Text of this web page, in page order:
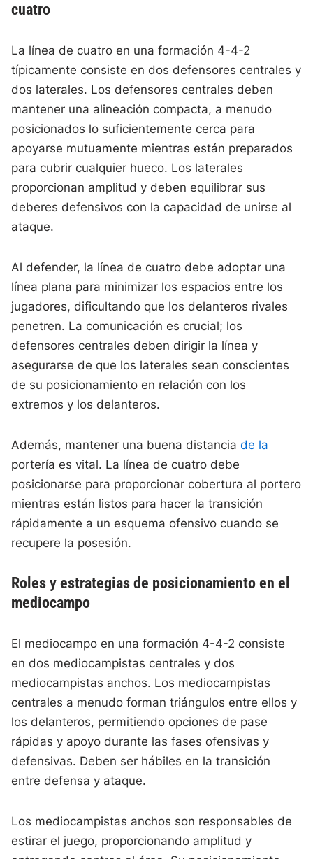
cuatro
La línea de cuatro en una formación 4-4-2
típicamente consiste en dos defensores centrales y
dos laterales. Los defensores centrales deben
mantener una alineación compacta, a menudo
posicionados lo suficientemente cerca para
apoyarse mutuamente mientras están preparados
para cubrir cualquier hueco. Los laterales
proporcionan amplitud y deben equilibrar sus
deberes defensivos con la capacidad de unirse al
ataque.
Al defender, la línea de cuatro debe adoptar una
línea plana para minimizar los espacios entre los
jugadores, dificultando que los delanteros rivales
penetren. La comunicación es crucial; los
defensores centrales deben dirigir la línea y
asegurarse de que los laterales sean conscientes
de su posicionamiento en relación con los
extremos y los delanteros.
Además, mantener una buena distanciade la
portería es vital. La línea de cuatro debe
posicionarse para proporcionar cobertura al portero
mientras están listos para hacer la transición
rápidamente a un esquema ofensivo cuando se
recupere la posesión.
Roles y estrategias de posicionamiento en el
mediocampo
El mediocampo en una formación 4-4-2 consiste
en dos mediocampistas centrales y dos
mediocampistas anchos. Los mediocampistas
centrales a menudo forman triángulos entre ellos y
los delanteros, permitiendo opciones de pase
rápidas y apoyo durante las fases ofensivas y
defensivas. Deben ser hábiles en la transición
entre defensa y ataque.
Los mediocampistas anchos son responsables de
estirar el juego, proporcionando amplitud y